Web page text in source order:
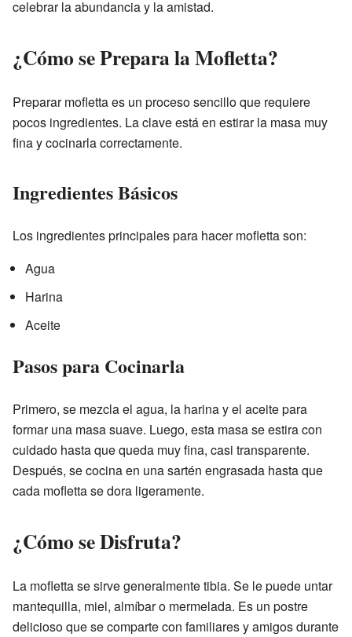
celebrar la abundancia y la amistad.
¿Cómo se Prepara la Mofletta?
Preparar mofletta es un proceso sencillo que requiere
pocos ingredientes. La clave está en estirar la masa muy
fina y cocinarla correctamente.
Ingredientes Básicos
Los ingredientes principales para hacer mofletta son:
Agua
Harina
Aceite
Pasos para Cocinarla
Primero, se mezcla el agua, la harina y el aceite para
formar una masa suave. Luego, esta masa se estira con
cuidado hasta que queda muy fina, casi transparente.
Después, se cocina en una sartén engrasada hasta que
cada mofletta se dora ligeramente.
¿Cómo se Disfruta?
La mofletta se sirve generalmente tibia. Se le puede untar
mantequilla, miel, almíbar o mermelada. Es un postre
delicioso que se comparte con familiares y amigos durante